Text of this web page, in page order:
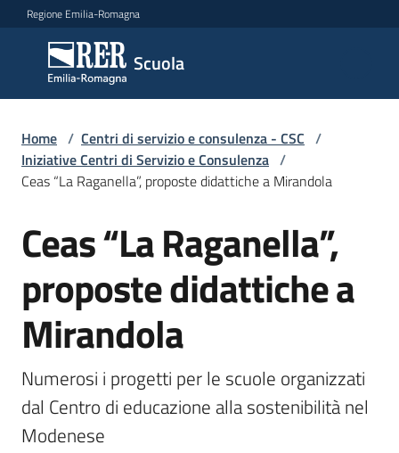
Vai al contenuto
Vai alla navigazione
Vai al footer
Regione Emilia-Romagna
Scuola
Scuola
Argomenti
Servizi
Leggi,
atti
e
bandi
Piani,
Home / Centri di servizio e consulenza - CSC /
Iniziative Centri di Servizio e Consulenza /
Ceas “La Raganella”, proposte didattiche a Mirandola
Salta al contenuto
Ceas “La Raganella”,
proposte didattiche a
Mirandola
Numerosi i progetti per le scuole organizzati
dal Centro di educazione alla sostenibilità nel
Modenese